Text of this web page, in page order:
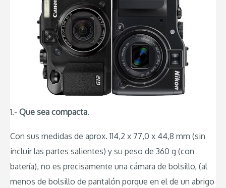
1.- Que sea compacta.
Con sus medidas de aprox. 114,2 x 77,0 x 44,8 mm (sin
incluir las partes salientes) y su peso de 360 g (con
batería), no es precisamente una cámara de bolsillo, (al
menos de bolsillo de pantalón porque en el de un abrigo